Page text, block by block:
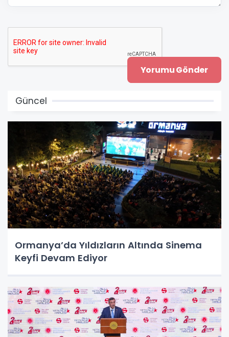
Güncel
Ormanya’da Yıldızların Altında Sinema
Keyfi Devam Ediyor